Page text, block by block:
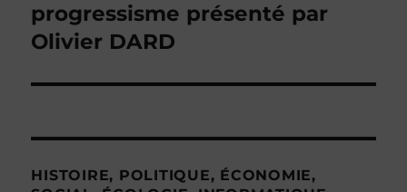
suivante :
progressisme présenté par
Olivier DARD
HISTOIRE, POLITIQUE, ÉCONOMIE,